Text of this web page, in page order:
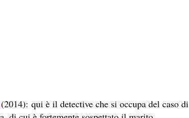
(2014): qui è il detective che si occupa del caso di